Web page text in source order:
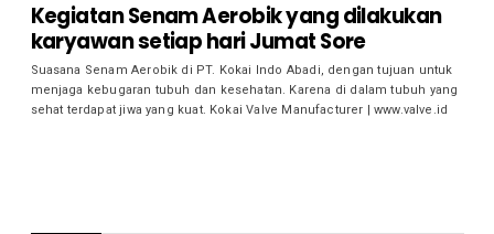
Kegiatan Senam Aerobik yang dilakukan
karyawan setiap hari Jumat Sore
Suasana Senam Aerobik di PT. Kokai Indo Abadi, dengan tujuan untuk
menjaga kebugaran tubuh dan kesehatan. Karena di dalam tubuh yang
sehat terdapat jiwa yang kuat. Kokai Valve Manufacturer | www.valve.id